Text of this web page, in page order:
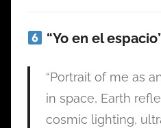
“Yo en el
“Portrait of me as
in space, Earth
cosmic lighting,